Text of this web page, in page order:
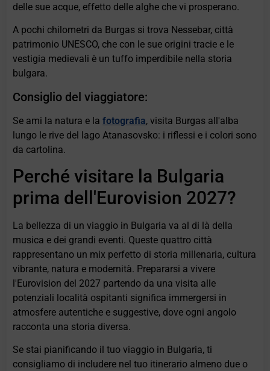
delle sue acque, effetto delle alghe che vi prosperano.
A pochi chilometri da Burgas si trova Nessebar, città
patrimonio UNESCO, che con le sue origini tracie e le
vestigia medievali è un tuffo imperdibile nella storia
bulgara.
Consiglio del viaggiatore:
Se ami la natura e lafotografia, visita Burgas all'alba
lungo le rive del lago Atanasovsko: i riflessi e i colori sono
da cartolina.
Perché visitare la Bulgaria
prima dell'Eurovision 2027?
La bellezza di un viaggio in Bulgaria va al di là della
musica e dei grandi eventi. Queste quattro città
rappresentano un mix perfetto di storia millenaria, cultura
vibrante, natura e modernità. Prepararsi a vivere
l'Eurovision del 2027 partendo da una visita alle
potenziali località ospitanti significa immergersi in
atmosfere autentiche e suggestive, dove ogni angolo
racconta una storia diversa.
Se stai pianificando il tuo viaggio in Bulgaria, ti
consigliamo di includere nel tuo itinerario almeno due o